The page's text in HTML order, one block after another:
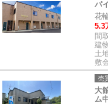
パ
花
5.3
間
建
土
敷
売
大
ム